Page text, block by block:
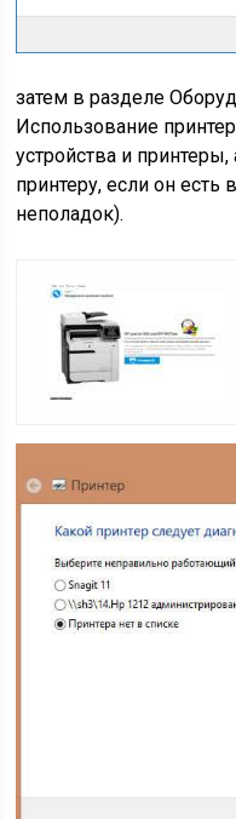
затем в разделе
Использование
устройства и
принтеру, если он есть
неполадок).